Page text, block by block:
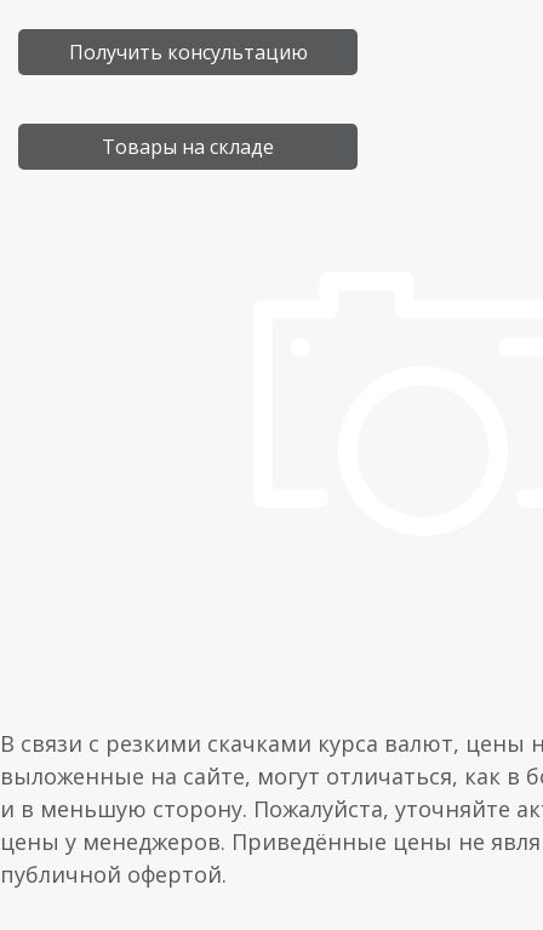
Получить консультацию
Товары на складе
В связи с резкими скачками курса валют, цены
выложенные на сайте, могут отличаться, как в
и в меньшую сторону. Пожалуйста, уточняйте
цены у менеджеров. Приведённые цены не
публичной офертой.